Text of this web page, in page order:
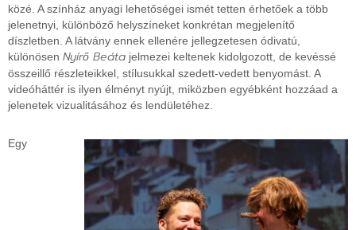
közé. A színház anyagi lehetőségei ismét tetten érhetőek a több
jelenetnyi, különböző helyszíneket konkrétan megjelenítő
díszletben. A látvány ennek ellenére jellegzetesen ódivatú,
különösen Nyírő Beáta jelmezei keltenek kidolgozott, de kevéssé
összeillő részleteikkel, stílusukkal szedett-vedett benyomást. A
videóháttér is ilyen élményt nyújt, miközben egyébként hozzáad a
jelenetek vizualitásához és lendületéhez.
Egy